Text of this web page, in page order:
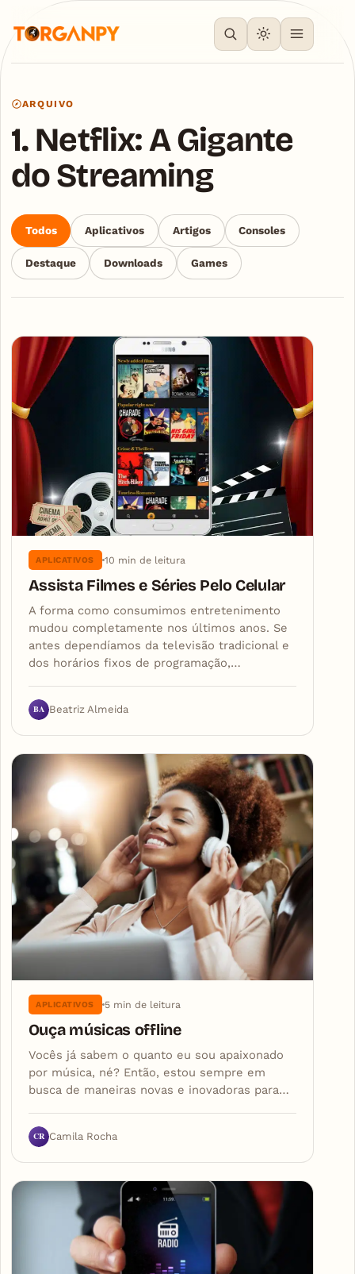
ARQUIVO
1. Netflix: A Gigante
do Streaming
Todos Aplicativos Artigos Consoles
Destaque Downloads Games
Articles
APLICATIVOS 10 min de leitura
Assista Filmes e Séries Pelo Celular
A forma como consumimos entretenimento
mudou completamente nos últimos anos. Se
antes dependíamos da televisão tradicional e
dos horários fixos de programação,…
BA Beatriz Almeida
APLICATIVOS 5 min de leitura
Ouça músicas offline
Vocês já sabem o quanto eu sou apaixonado
por música, né? Então, estou sempre em
busca de maneiras novas e inovadoras para…
CR Camila Rocha